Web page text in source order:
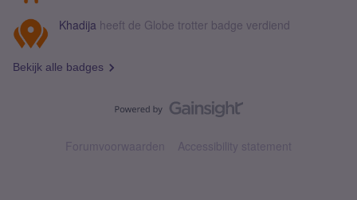
Khadija heeft de Globe trotter badge verdiend
Bekijk alle badges
Forumvoorwaarden Accessibility statement